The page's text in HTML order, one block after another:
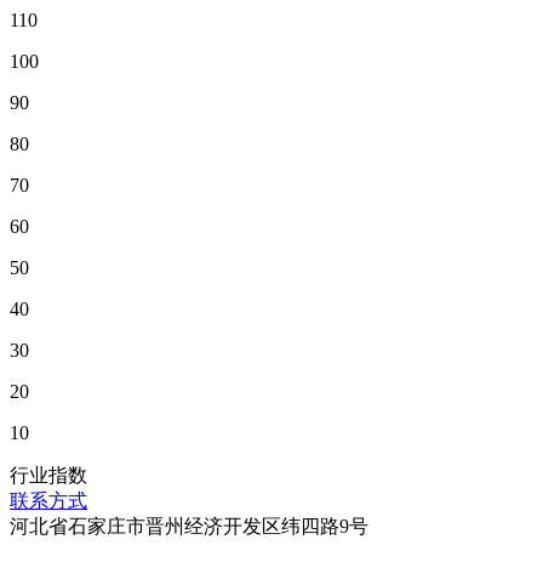
110
100
90
80
70
60
50
40
30
20
10
行业指数
联系方式
河北省石家庄市晋州经济开发区纬四路9号